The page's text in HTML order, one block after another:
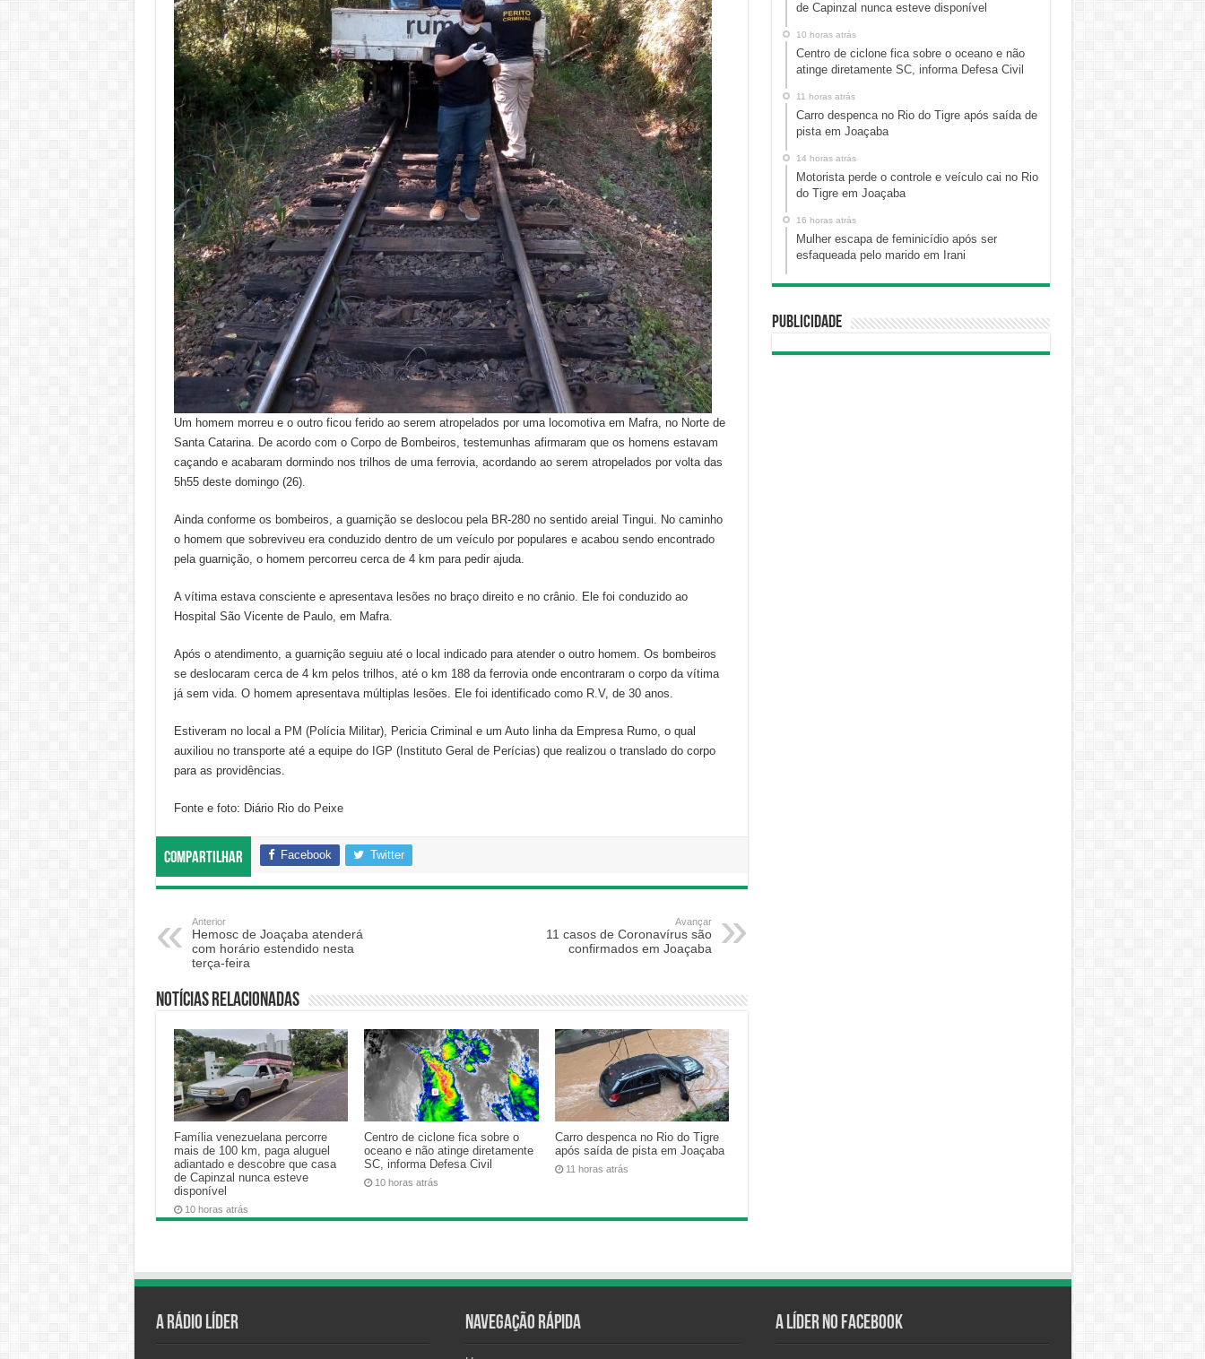
Um homem morreu e o outro ficou ferido ao serem atropelados por uma locomotiva em Mafra, no Norte de
Santa Catarina. De acordo com o Corpo de Bombeiros, testemunhas afirmaram que os homens estavam
caçando e acabaram dormindo nos trilhos de uma ferrovia, acordando ao serem atropelados por volta das
5h55 deste domingo (26).
Ainda conforme os bombeiros, a guarnição se deslocou pela BR-280 no sentido areial Tingui. No caminho
o homem que sobreviveu era conduzido dentro de um veículo por populares e acabou sendo encontrado
pela guarnição, o homem percorreu cerca de 4 km para pedir ajuda.
A vítima estava consciente e apresentava lesões no braço direito e no crânio. Ele foi conduzido ao
Hospital São Vicente de Paulo, em Mafra.
Após o atendimento, a guarnição seguiu até o local indicado para atender o outro homem. Os bombeiros
se deslocaram cerca de 4 km pelos trilhos, até o km 188 da ferrovia onde encontraram o corpo da vítima
já sem vida. O homem apresentava múltiplas lesões. Ele foi identificado como R.V, de 30 anos.
Estiveram no local a PM (Polícia Militar), Pericia Criminal e um Auto linha da Empresa Rumo, o qual
auxiliou no transporte até a equipe do IGP (Instituto Geral de Perícias) que realizou o translado do corpo
para as providências.
Fonte e foto: Diário Rio do Peixe
Compartilhar Facebook Twitter
Anterior
Hemosc de Joaçaba atenderá
com horário estendido nesta
terça-feira
Avançar
11 casos de Coronavírus são
confirmados em Joaçaba
Notícias relacionadas
Família venezuelana percorre
mais de 100 km, paga aluguel
adiantado e descobre que casa
de Capinzal nunca esteve
disponível
10 horas atrás
Centro de ciclone fica sobre o
oceano e não atinge diretamente
SC, informa Defesa Civil
10 horas atrás
Carro despenca no Rio do Tigre
após saída de pista em Joaçaba
11 horas atrás
de Capinzal nunca esteve disponível
10 horas atrás
Centro de ciclone fica sobre o oceano e não
atinge diretamente SC, informa Defesa Civil
11 horas atrás
Carro despenca no Rio do Tigre após saída de
pista em Joaçaba
14 horas atrás
Motorista perde o controle e veículo cai no Rio
do Tigre em Joaçaba
16 horas atrás
Mulher escapa de feminicídio após ser
esfaqueada pelo marido em Irani
Publicidade
A Rádio Líder Navegação Rápida A Líder no Facebook